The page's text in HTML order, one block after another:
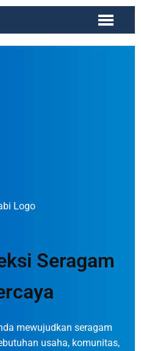
Seragam
mewujudkan seragam
usaha, komunitas,